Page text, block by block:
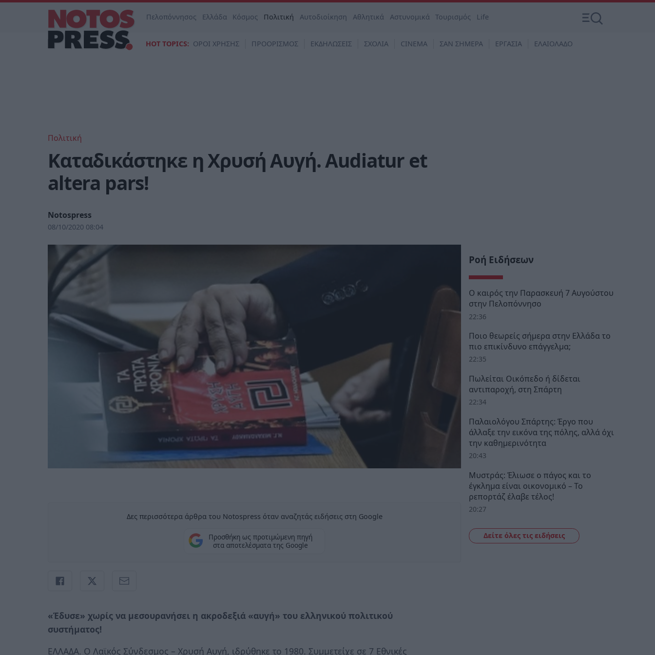
Πελοπόννησος Ελλάδα Κόσμος Πολιτική Αυτοδιοίκηση Αθλητικά Αστυνομικά Τουρισμός Life
HOT TOPICS: ΟΡΟΙ ΧΡΗΣΗΣ ΠΡΟΟΡΙΣΜΟΣ ΕΚΔΗΛΩΣΕΙΣ ΣΧΟΛΙΑ CINEMA ΣΑΝ ΣΗΜΕΡΑ ΕΡΓΑΣΙΑ ΕΛΑΙΟΛΑΔΟ
Πολιτική
Καταδικάστηκε η Χρυσή Αυγή. Audiatur et
altera pars!
Notospress
08/10/2020 08:04
Δες περισσότερα άρθρα του Notospress όταν αναζητάς ειδήσεις στη Google
Προσθήκη ως προτιμώμενη πηγή
στα αποτελέσματα της Google
«Έδυσε» χωρίς να μεσουρανήσει η ακροδεξιά «αυγή» του ελληνικού πολιτικού
συστήματος!
ΕΛΛΑΔΑ. Ο Λαϊκός Σύνδεσμος – Χρυσή Αυγή, ιδρύθηκε το 1980. Συμμετείχε σε 7 Εθνικές
Ροή Ειδήσεων
Ο καιρός την Παρασκευή 7 Αυγούστου
στην Πελοπόννησο
22:36
Ποιο θεωρείς σήμερα στην Ελλάδα το
πιο επικίνδυνο επάγγελμα;
22:35
Πωλείται Οικόπεδο ή δίδεται
αντιπαροχή, στη Σπάρτη
22:34
Παλαιολόγου Σπάρτης: Έργο που
άλλαξε την εικόνα της πόλης, αλλά όχι
την καθημερινότητα
20:43
Μυστράς: Έλιωσε ο πάγος και το
έγκλημα είναι οικονομικό – Το
ρεπορτάζ έλαβε τέλος!
20:27
Δείτε όλες τις ειδήσεις